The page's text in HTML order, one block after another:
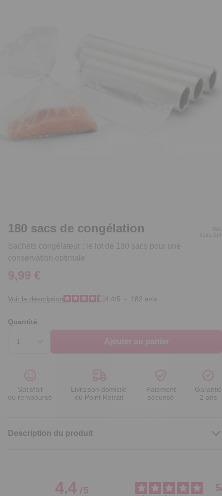
180 sacs de congélation
Sachets congélateur : le lot de 180 sacs pour une
conservation optimale
Réf.
6191.316
9,99 €
Voir la description 4.4/5 - 182 avis
Quantité
Ajouter au panier
Satisfait
ou remboursé
Livraison domicile
ou Point Retrait
Paiement
sécurisé
Garantie
2 ans
Description du produit
4.4/5 5